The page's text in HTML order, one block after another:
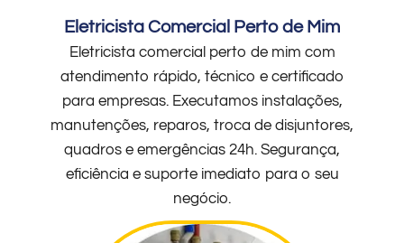
Eletricista Comercial Perto de Mim
Eletricista comercial perto de mim com
atendimento rápido, técnico e certificado
para empresas. Executamos instalações,
manutenções, reparos, troca de disjuntores,
quadros e emergências 24h. Segurança,
eficiência e suporte imediato para o seu
negócio.